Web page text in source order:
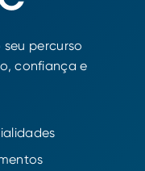
percurso
confiança e